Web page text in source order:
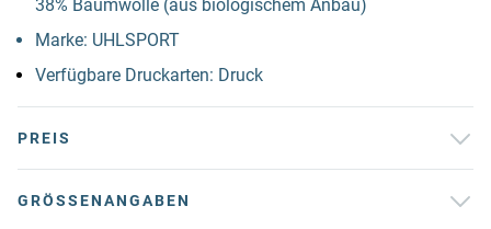
38% Baumwolle (aus biologischem Anbau)
Marke: UHLSPORT
Verfügbare Druckarten: Druck
PREIS
GRÖSSENANGABEN